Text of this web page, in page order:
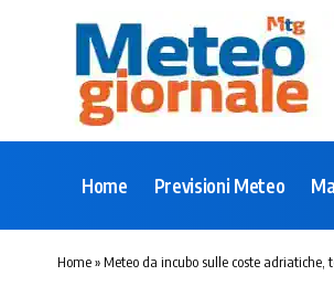
Home Previsioni Meteo
Home»Meteo da incubo sulle coste